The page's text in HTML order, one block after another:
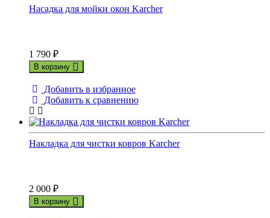
Насадка для мойки окон Karcher
1 790 ₽
В корзину
Добавить в избранное
Добавить к сравнению
Накладка для чистки ковров Karcher
2 000 ₽
В корзину